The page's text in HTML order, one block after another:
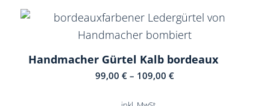
Handmacher Gürtel Kalb bordeaux
99,00€ – 109,00€